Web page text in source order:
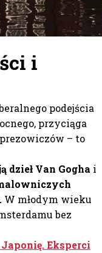
i
podejścia
przyciąga
– to
dzieł Van Gogha i
W młodym wieku
bez
Eksperci